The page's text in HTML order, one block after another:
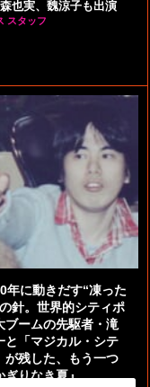
也実、魏涼子も出演
スタッフ
年に動きだす“凍った
針。世界的シティポ
ブームの先駆者・滝
と「マジカル・シテ
が残した、もう一つ
ぎりなき夏』